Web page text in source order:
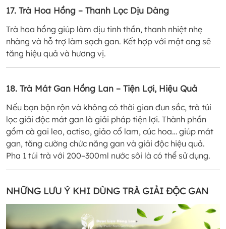
17. Trà Hoa Hồng – Thanh Lọc Dịu Dàng
Trà hoa hồng giúp làm dịu tinh thần, thanh nhiệt nhẹ
nhàng và hỗ trợ làm sạch gan. Kết hợp với mật ong sẽ
tăng hiệu quả và hương vị.
18. Trà Mát Gan Hồng Lan – Tiện Lợi, Hiệu Quả
Nếu bạn bận rộn và không có thời gian đun sắc, trà túi
lọc giải độc mát gan là giải pháp tiện lợi. Thành phần
gồm cà gai leo, actiso, giảo cổ lam, cúc hoa… giúp mát
gan, tăng cường chức năng gan và giải độc hiệu quả.
Pha 1 túi trà với 200–300ml nước sôi là có thể sử dụng.
NHỮNG LƯU Ý KHI DÙNG TRÀ GIẢI ĐỘC GAN